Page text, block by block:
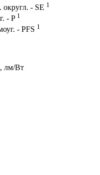
округл. - SE 1
- P 1
- PFS 1
лм/Вт